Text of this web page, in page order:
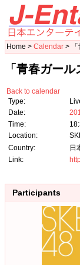
Home > Calendar > 「
「青春ガー
Back to calendar
Type:
Date:
Time:
Location:
Country:
日
Link:
Participants